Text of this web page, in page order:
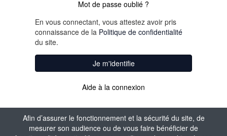
Afin d’assurer le fonctionnement et la sécurité du site, de
mesurer son audience ou de vous faire bénéficier de
Mot de passe oublié ?
En vous connectant, vous attestez avoir pris
connaissance de la Politique de confidentialité
du site.
Je m'identifie
Aide à la connexion